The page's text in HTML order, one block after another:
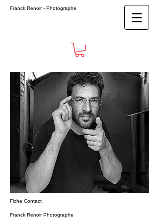
Franck Renoir- Photographe
Fiche Contact
Franck Renoir Photographe